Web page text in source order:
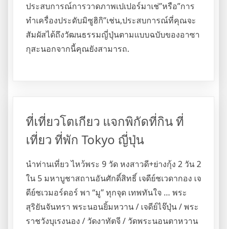
ประสบการณ์การวาดภาพเปเปอร์มาเช่”หรือ”การ
ทำเครื่องประดับมิซูฮิกิ”เช่น,ประสบการณ์ที่คุณจะ
สัมผัสได้ถึงวัฒนธรรมญี่ปุ่นตามแบบฉบับของอาซา
กุสะนอกจากนี้คุณยังสามารถ.
ที่เที่ยวโตเกียว แจกพิกัดที่กิน ที่
เที่ยว ที่พัก Tokyo ญี่ปุ่น
นำท่านเที่ยว ไหว้พระ 9 วัด หงสาวดี+ย่างกุ้ง 2 วัน 2
ใน 5 มหาบูชาสถานอันศักดิ์สิทธิ์ เจดีย์ชเวดากอง เจ
ดีย์ชเวมอร์ดอร์ พา “มู” ทุกจุด เทพทันใจ … พระ
สุริยันจันทรา พระนอนยิ้มหวาน / เจดีย์ไจ๊ปุ่น / พระ
ราชวังบุเรงนอง / วัดงาทัตจี / วัดพระนอนตาหวาน